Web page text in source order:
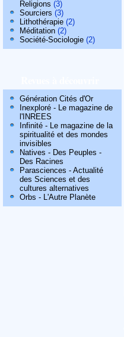
Religions (3)
Sourciers (3)
Lithothérapie (2)
Méditation (2)
Société-Sociologie (2)
Génération Cités d'Or
Inexploré - Le magazine de
l'INREES
Infinité - Le magazine de la
spiritualité et des mondes
invisibles
Natives - Des Peuples -
Des Racines
Parasciences - Actualité
des Sciences et des
cultures alternatives
Orbs - L'Autre Planète